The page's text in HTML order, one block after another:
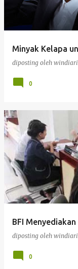
Minyak Kelapa
diposting oleh
0
BFI
diposting oleh
0